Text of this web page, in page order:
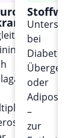
bei
Diabetes,
oder
–
zur